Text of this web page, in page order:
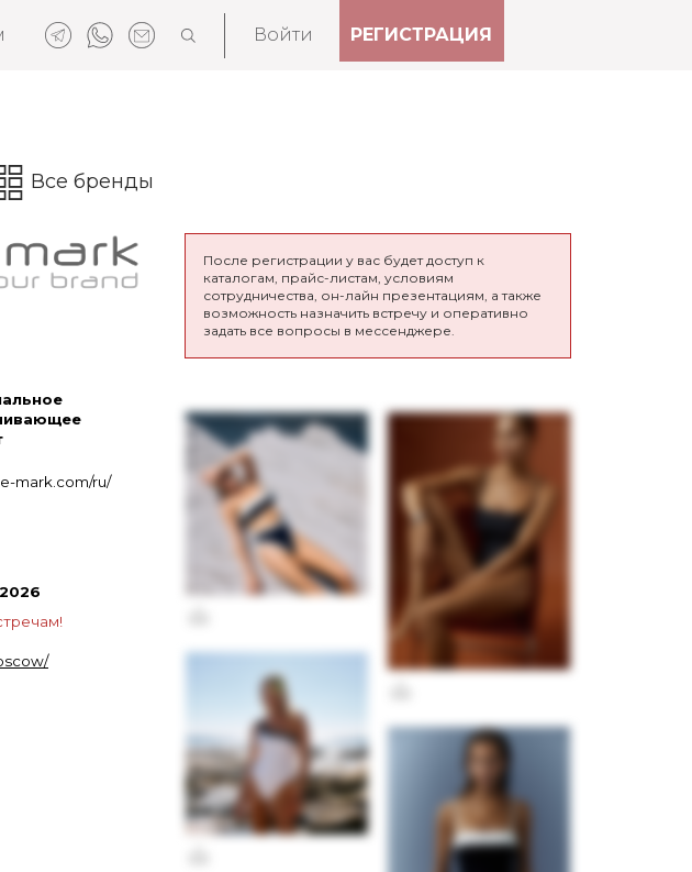
Войти РЕГИСТРАЦИЯ
Все бренды
mark.com/ru/
После регистрации у вас будет доступ к
каталогам, прайс-листам, условиям
сотрудничества, он-лайн презентациям, а также
возможность назначить встречу и оперативно
задать все вопросы в мессенджере.